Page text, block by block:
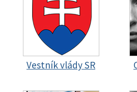
Vestník vlády SR